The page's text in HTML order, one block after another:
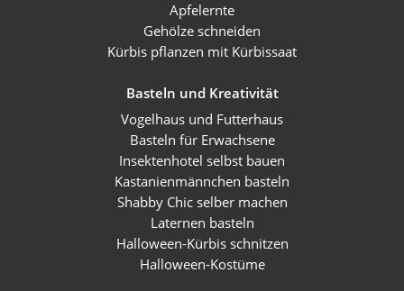
Apfelernte
Gehölze schneiden
Kürbis pflanzen mit Kürbissaat
Basteln und Kreativität
Vogelhaus und Futterhaus
Basteln für Erwachsene
Insektenhotel selbst bauen
Kastanienmännchen basteln
Shabby Chic selber machen
Laternen basteln
Halloween-Kürbis schnitzen
Halloween-Kostüme